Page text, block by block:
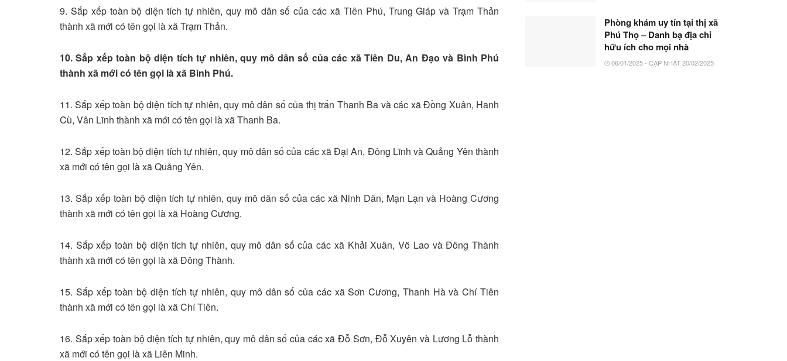
9. Sắp xếp toàn bộ diện tích tự nhiên, quy mô dân số của các xã Tiên Phú, Trung Giáp và Trạm Thản
thành xã mới có tên gọi là xã Trạm Thản.
10. Sắp xếp toàn bộ diện tích tự nhiên, quy mô dân số của các xã Tiên Du, An Đạo và Bình Phú
thành xã mới có tên gọi là xã Bình Phú.
11. Sắp xếp toàn bộ diện tích tự nhiên, quy mô dân số của thị trấn Thanh Ba và các xã Đồng Xuân, Hanh
Cù, Vân Lĩnh thành xã mới có tên gọi là xã Thanh Ba.
12. Sắp xếp toàn bộ diện tích tự nhiên, quy mô dân số của các xã Đại An, Đông Lĩnh và Quảng Yên thành
xã mới có tên gọi là xã Quảng Yên.
13. Sắp xếp toàn bộ diện tích tự nhiên, quy mô dân số của các xã Ninh Dân, Mạn Lạn và Hoàng Cương
thành xã mới có tên gọi là xã Hoàng Cương.
14. Sắp xếp toàn bộ diện tích tự nhiên, quy mô dân số của các xã Khải Xuân, Võ Lao và Đông Thành
thành xã mới có tên gọi là xã Đông Thành.
15. Sắp xếp toàn bộ diện tích tự nhiên, quy mô dân số của các xã Sơn Cương, Thanh Hà và Chí Tiên
thành xã mới có tên gọi là xã Chí Tiên.
16. Sắp xếp toàn bộ diện tích tự nhiên, quy mô dân số của các xã Đỗ Sơn, Đỗ Xuyên và Lương Lỗ thành
xã mới có tên gọi là xã Liên Minh.
Phòng khám uy tín tại thị xã
Phú Thọ – Danh bạ địa chỉ
hữu ích cho mọi nhà
06/01/2025 - CẬP NHẬT 20/02/2025